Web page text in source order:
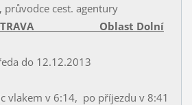
průvodce cest. agentury
OSTRAVA Oblast Dolní
středa do 12.12.2013
vlakem v 6:14, po příjezdu v 8:41